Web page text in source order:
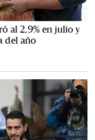
al 2,9% en julio y
del año